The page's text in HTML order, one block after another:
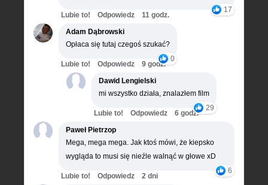
17
Lubie to! Odpowiedz
11 godz.
Adam Dąbrowski
Opłaca się tutaj czegoś szukać?
0
Lubie to! Odpowiedz
9 godz.
Dawid Lengielski
mi wszystko działa, znalazłem film
29
Lubie to! Odpowiedz
6 godz.
Paweł Pietrzop
Mega, mega mega. Jak ktoś mówi, że kiepsko
wygląda to musi się nieźle walnąć w głowe xD
6
Lubie to! Odpowiedz
2 dni